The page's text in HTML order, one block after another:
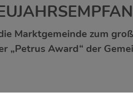
Marktgemeinde zum
„Petrus Award“ der